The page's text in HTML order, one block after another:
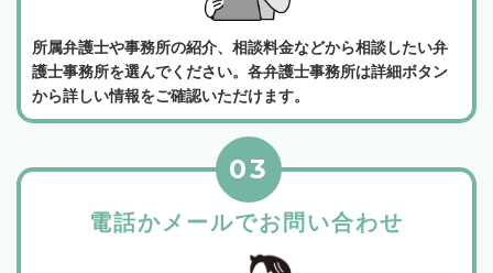
所属弁護士や事務所の紹介、相談料金などから相談したい弁
護士事務所を選んでください。各弁護士事務所は詳細ボタン
から詳しい情報をご確認いただけます。
電話かメールでお問い合わせ
03